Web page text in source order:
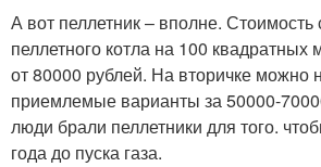
А вот пеллетник – вполне. Стоимость
пеллетного котла на 100 квадратных
от 80000 рублей. На вторичке можно
приемлемые варианты за 50000-
люди брали пеллетники для того.
года до пуска газа.